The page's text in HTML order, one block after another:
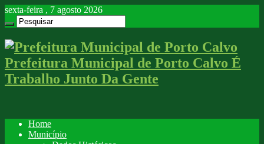
sexta-feira , 7 agosto 2026
Prefeitura Municipal de Porto Calvo É
Trabalho Junto Da Gente
Home
Município